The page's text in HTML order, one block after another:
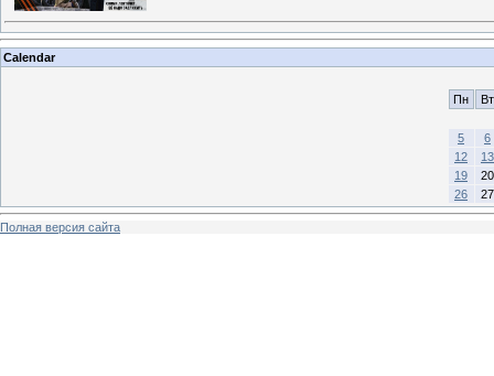
Calendar
Пн Вт
5
6
12
13
19
20
26
27
Полная версия сайта